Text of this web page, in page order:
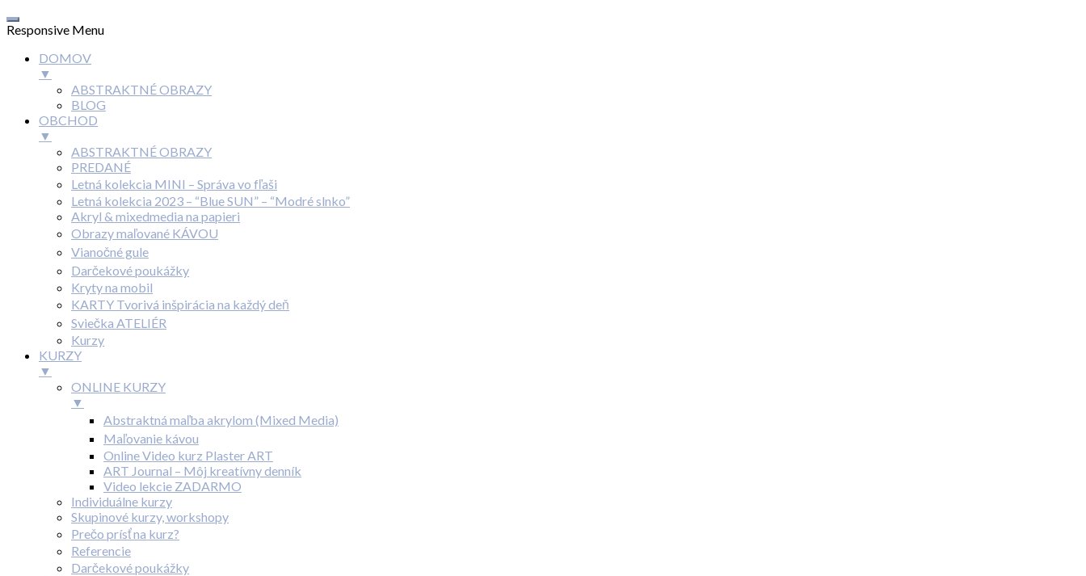
Responsive Menu
DOMOV
▼
ABSTRAKTNÉ OBRAZY
BLOG
OBCHOD
▼
ABSTRAKTNÉ OBRAZY
PREDANÉ
Letná kolekcia MINI – Správa vo fľaši
Letná kolekcia 2023 – “Blue SUN” – “Modré slnko”
Akryl & mixedmedia na papieri
Obrazy maľované KÁVOU
Vianočné gule
Darčekové poukážky
Kryty na mobil
KARTY Tvorivá inšpirácia na každý deň
Sviečka ATELIÉR
Kurzy
KURZY
▼
ONLINE KURZY
▼
Abstraktná maľba akrylom (Mixed Media)
Maľovanie kávou
Online Video kurz Plaster ART
ART Journal – Môj kreatívny denník
Video lekcie ZADARMO
Individuálne kurzy
Skupinové kurzy, workshopy
Prečo prísť na kurz?
Referencie
Darčekové poukážky